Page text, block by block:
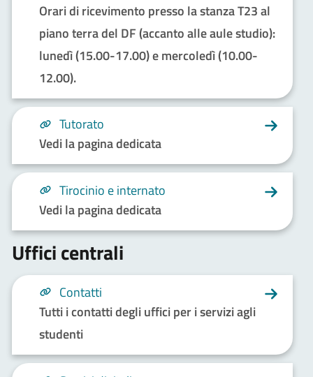
Orari di ricevimento presso la stanza T23 al
piano terra del DF (accanto alle aule studio):
lunedì (15.00-17.00) e mercoledì (10.00-
12.00).
Tutorato
Vedi la pagina dedicata
Tirocinio e internato
Vedi la pagina dedicata
Uffici centrali
Contatti
Tutti i contatti degli uffici per i servizi agli
studenti